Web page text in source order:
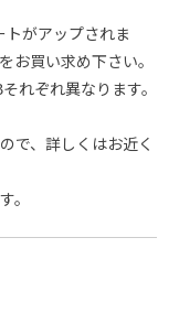
がアップされま
お買い求め下さい。
れぞれ異なります。
で、詳しくはお近く
。